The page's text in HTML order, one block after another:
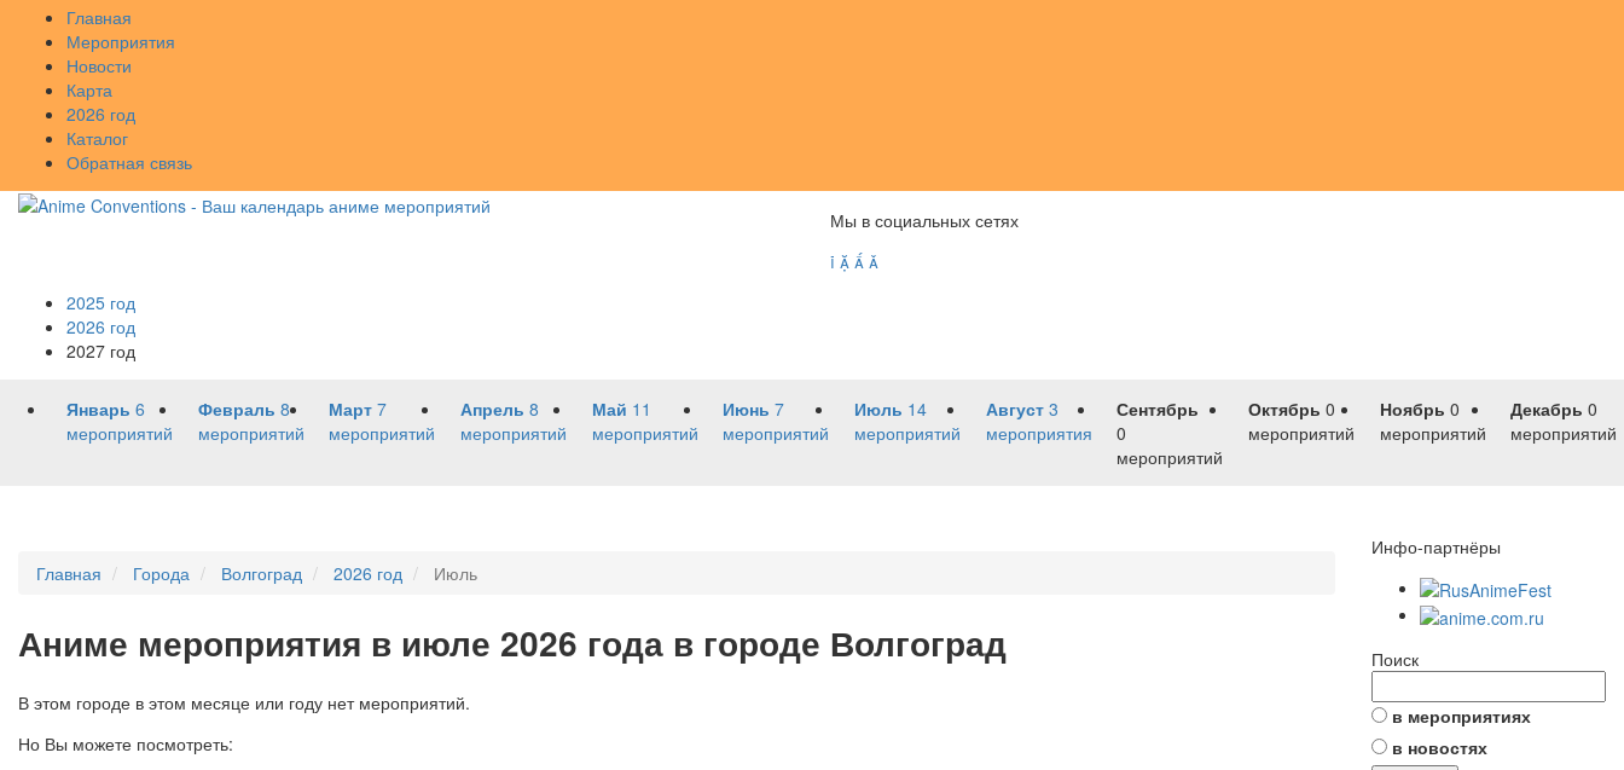
Главная
Мероприятия
Новости
Карта
2026 год
Каталог
Обратная связь
Мы в социальных сетях
   
2025 год
2026 год
2027 год
Январь 6
мероприятий
Февраль 8
мероприятий
Март 7
мероприятий
Апрель 8
мероприятий
Май 11
мероприятий
Июнь 7
мероприятий
Июль 14
мероприятий
Август 3
мероприятия
Сентябрь
0
мероприятий
Октябрь 0
мероприятий
Ноябрь 0
мероприятий
Декабрь 0
мероприятий
Главная Города Волгоград 2026 год Июль
Аниме мероприятия в июле 2026 года в городе Волгоград
В этом городе в этом месяце или году нет мероприятий.
Но Вы можете посмотреть:
Инфо-партнёры
Поиск
в мероприятиях
в новостях